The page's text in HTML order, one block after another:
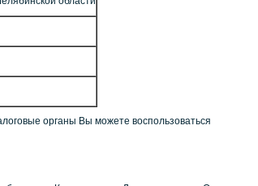
органы Вы можете воспользоваться